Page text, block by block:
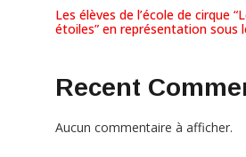
Les élèves de l’école de cirque
étoiles” en représentation sous
Recent
Aucun commentaire à afficher.